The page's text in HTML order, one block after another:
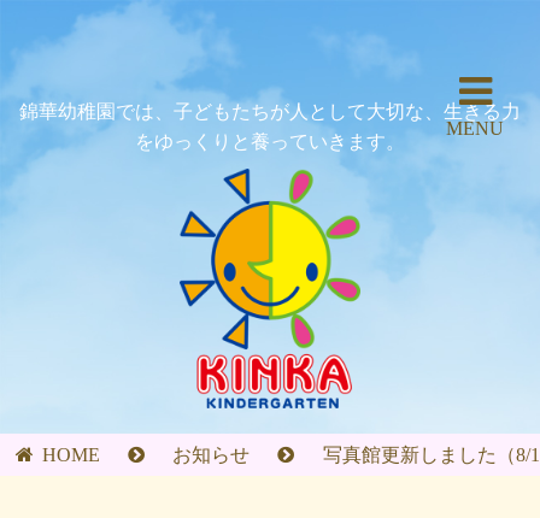
錦華幼稚園では、子どもたちが人として大切な、生きる力
をゆっくりと養っていきます。
MENU
HOME お知らせ 写真館更新しました（8/